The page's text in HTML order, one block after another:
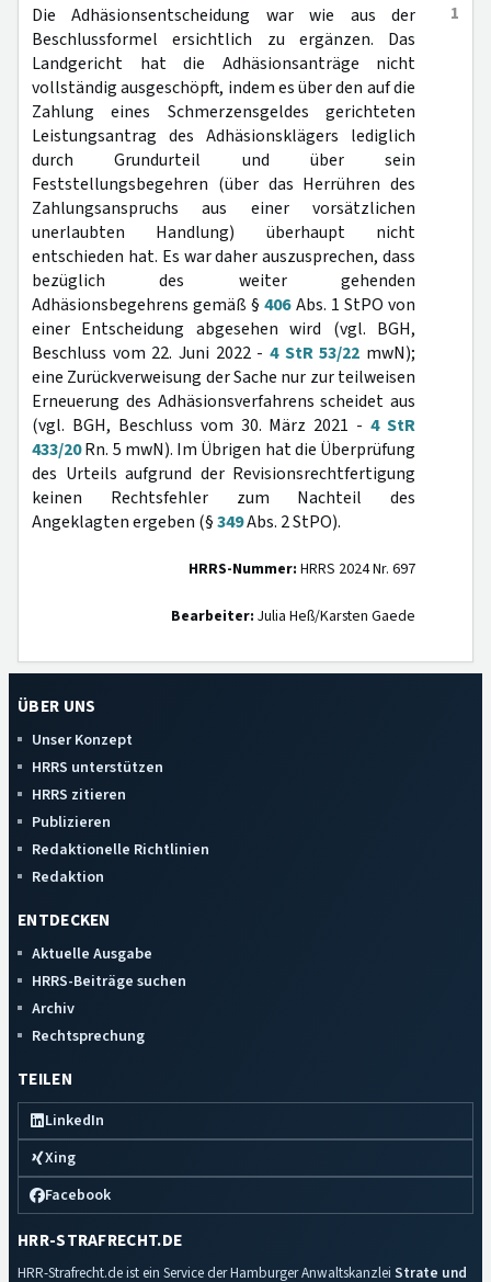
1
Die Adhäsionsentscheidung war wie aus der
Beschlussformel ersichtlich zu ergänzen. Das
Landgericht hat die Adhäsionsanträge nicht
vollständig ausgeschöpft, indem es über den auf die
Zahlung eines Schmerzensgeldes gerichteten
Leistungsantrag des Adhäsionsklägers lediglich
durch Grundurteil und über sein
Feststellungsbegehren (über das Herrühren des
Zahlungsanspruchs aus einer vorsätzlichen
unerlaubten Handlung) überhaupt nicht
entschieden hat. Es war daher auszusprechen, dass
bezüglich des weiter gehenden
Adhäsionsbegehrens gemäß §406Abs. 1 StPO von
einer Entscheidung abgesehen wird (vgl. BGH,
Beschluss vom 22. Juni 2022 - 4 StR 53/22 mwN);
eine Zurückverweisung der Sache nur zur teilweisen
Erneuerung des Adhäsionsverfahrens scheidet aus
(vgl. BGH, Beschluss vom 30. März 2021 -4 StR
433/20Rn. 5 mwN). Im Übrigen hat die Überprüfung
des Urteils aufgrund der Revisionsrechtfertigung
keinen Rechtsfehler zum Nachteil des
Angeklagten ergeben (§349Abs. 2 StPO).
HRRS-Nummer: HRRS 2024 Nr. 697
Bearbeiter: Julia Heß/Karsten Gaede
ÜBER UNS
Unser Konzept
HRRS unterstützen
HRRS zitieren
Publizieren
Redaktionelle Richtlinien
Redaktion
ENTDECKEN
Aktuelle Ausgabe
HRRS-Beiträge suchen
Archiv
Rechtsprechung
TEILEN
LinkedIn
Xing
Facebook
HRR-STRAFRECHT.DE
HRR-Strafrecht.de ist ein Service der Hamburger Anwaltskanzlei Strate und